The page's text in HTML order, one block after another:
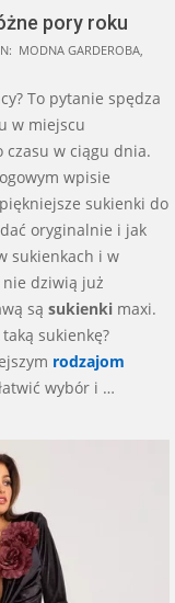
pory roku
MODNA GARDEROBA
To pytanie spędza
w miejscu
w ciągu dnia.
wpisie
sukienki do
oryginalnie i jak
sukienkach i w
dziwią już
są sukienki maxi.
sukienkę?
rodzajom
wybór i …